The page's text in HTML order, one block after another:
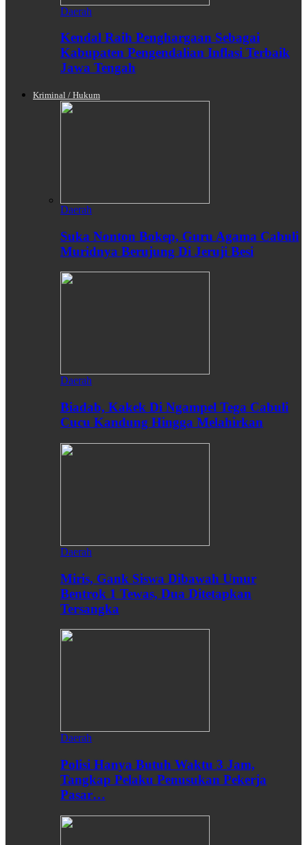
Daerah
Kendal Raih Penghargaan Sebagai
Kabupaten Pengendalian Inflasi Terbaik
Jawa Tengah
Kriminal / Hukum
Daerah
Suka Nonton Bokep, Guru Agama Cabuli
Muridnya Berujung Di Jeruji Besi
Daerah
Biadab, Kakek Di Ngampel Tega Cabuli
Cucu Kandung Hingga Melahirkan
Daerah
Miris, Gank Siswa Dibawah Umur
Bentrok 1 Tewas, Dua Ditetapkan
Tersangka
Daerah
Polisi Hanya Butuh Waktu 3 Jam,
Tangkap Pelaku Penusukan Pekerja
Pasar…